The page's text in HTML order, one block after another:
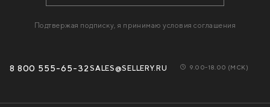
Подтвержая подписку, я принимаю условия соглашения
8 800 555-65-32 SALES@SELLERY.RU 9.00-18.00 (МCК)